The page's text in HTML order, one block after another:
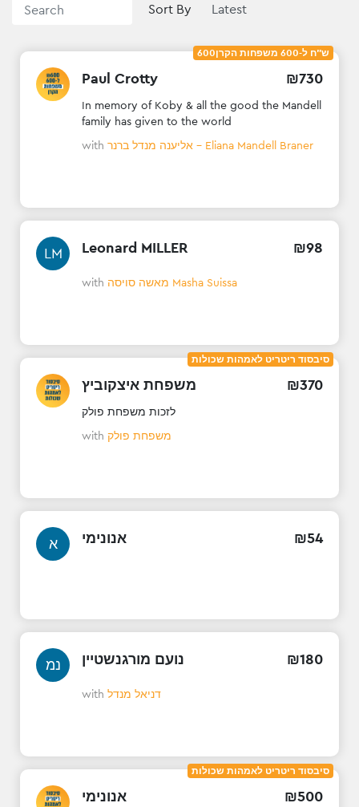
Sort By
Paul Crotty ₪730
In memory of Koby & all the good the Mandell
family has given to the world
with
אליענה מנדל ברנר - Eliana Mandell Braner
600ש"ח ל-600 משפחות הקרן
LM Leonard MILLER ₪98
with מאשה סויסה Masha Suissa
משפחת איצקוביץ ₪370
לזכות משפחת פולק
with משפחת פולק
סיבסוד ריטריט לאמהות שכולות
א אנונימי ₪54
נמ נועם מורגנשטיין ₪180
with דניאל מנדל
אנונימי ₪500
סיבסוד ריטריט לאמהות שכולות